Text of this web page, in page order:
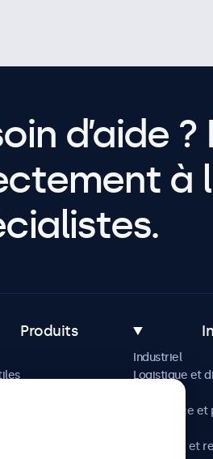
d’aide
à
Produits
mesure
Industriel
Logistique et
Commerce et
Hôtellerie et